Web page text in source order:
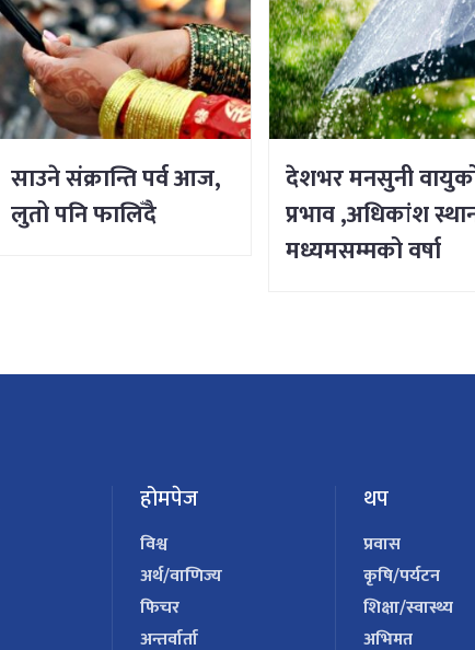
साउने संक्रान्ति पर्व आज,
लुतो पनि फालिँदै
देशभर मनसुनी
प्रभाव ,अधिकांश
मध्यमसम्मको वर्षा
होमपेज
विश्व
अर्थ/वाणिज्य
फिचर
अन्तर्वार्ता
थप
प्रवास
कृषि/पर्यटन
शिक्षा/स्वास्थ्य
अभिमत